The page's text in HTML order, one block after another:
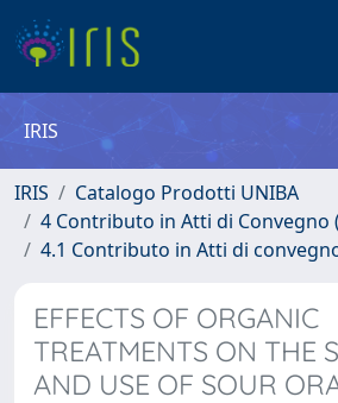
IRIS
IRIS
Catalogo Prodotti UNIBA
4 Contributo in Atti di Convegno
4.1 Contributo in Atti di
EFFECTS OF ORGANIC
TREATMENTS ON THE
AND USE OF SOUR